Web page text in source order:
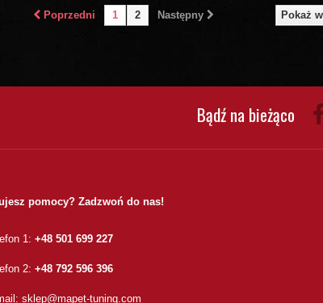
Pokaż
Poprzedni 1 2 Następny
Bądź na bieżąco
pomocy? Zadzwoń do nas!
1: +48 501 699 227
2: +48 792 596 396
sklep@mapet-tuning.com